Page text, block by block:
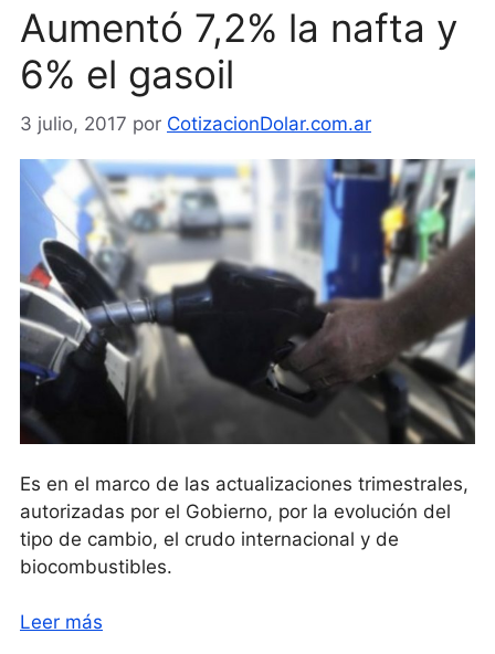
Aumentó 7,2% la nafta y
6% el gasoil
3 julio, 2017 por CotizacionDolar.com.ar
Es en el marco de las actualizaciones trimestrales,
autorizadas por el Gobierno, por la evolución del
tipo de cambio, el crudo internacional y de
biocombustibles.
Leer más